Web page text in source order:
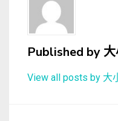
Published by
View all posts by 大